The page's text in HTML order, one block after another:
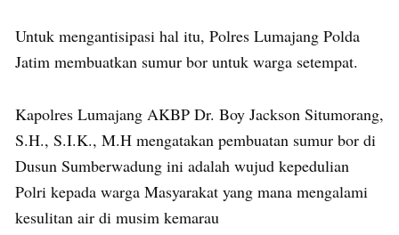
Untuk mengantisipasi hal itu, Polres Lumajang Polda
Jatim membuatkan sumur bor untuk warga setempat.
Kapolres Lumajang AKBP Dr. Boy Jackson Situmorang,
S.H., S.I.K., M.H mengatakan pembuatan sumur bor di
Dusun Sumberwadung ini adalah wujud kepedulian
Polri kepada warga Masyarakat yang mana mengalami
kesulitan air di musim kemarau